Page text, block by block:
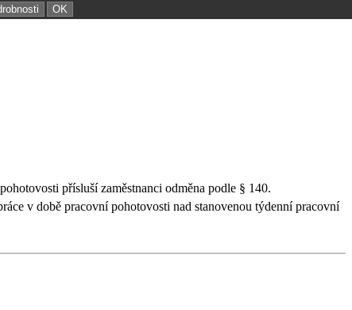
OK
přísluší zaměstnanci odměna podle § 140.
v době pracovní pohotovosti nad stanovenou týdenní pracovní